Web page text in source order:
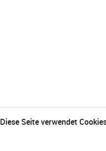
Diese Seite verwendet